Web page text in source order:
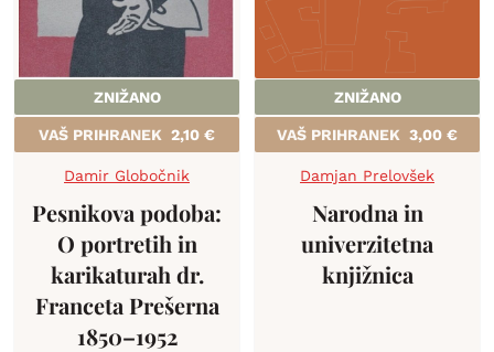
ZNIŽANO
VAŠ PRIHRANEK 2,10 €
Damir Globočnik
Pesnikova podoba:
O portretih in
karikaturah dr.
Franceta Prešerna
1850–1952
ZNIŽANO
VAŠ PRIHRANEK 3,00 €
Damjan Prelovšek
Narodna in
univerzitetna
knjižnica